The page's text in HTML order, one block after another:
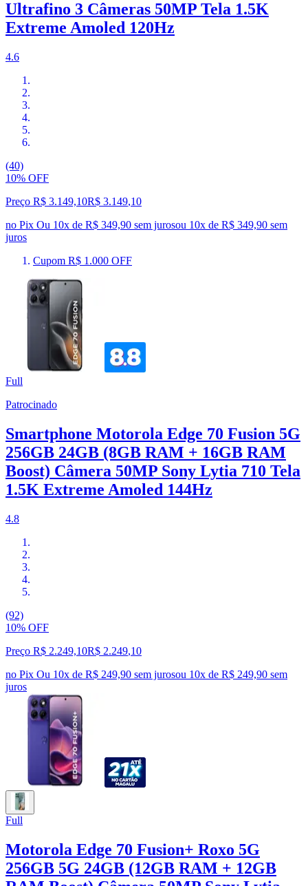
Ultrafino 3 Câmeras 50MP Tela 1.5K
Extreme Amoled 120Hz
4.6
(40)
10% OFF
Preço R$ 3.149,10R$ 3.149,10
no Pix Ou 10x de R$ 349,90 sem jurosou 10x de R$ 349,90 sem
juros
Cupom R$ 1.000 OFF
Full
Patrocinado
Smartphone Motorola Edge 70 Fusion 5G
256GB 24GB (8GB RAM + 16GB RAM
Boost) Câmera 50MP Sony Lytia 710 Tela
1.5K Extreme Amoled 144Hz
4.8
(92)
10% OFF
Preço R$ 2.249,10R$ 2.249,10
no Pix Ou 10x de R$ 249,90 sem jurosou 10x de R$ 249,90 sem
juros
Full
Motorola Edge 70 Fusion+ Roxo 5G
256GB 5G 24GB (12GB RAM + 12GB